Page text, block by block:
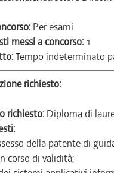
Per esami
messi a concorso: 1
Tempo indeterminato
richiesto:
richiesto: Diploma di
della patente di
corso di validità;